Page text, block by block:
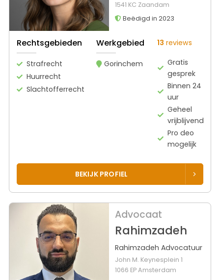
1541 KC Zaandam
Beëdigd in 2023
Rechtsgebieden
Strafrecht
Huurrecht
Slachtofferrecht
Werkgebied
Gorinchem
13 reviews
Gratis
gesprek
Binnen 24
uur
Geheel
vrijblijvend
Pro deo
mogelijk
BEKIJK PROFIEL
Advocaat
Rahimzadeh
Rahimzadeh Advocatuur
John M. Keynesplein 1
1066 EP Amsterdam